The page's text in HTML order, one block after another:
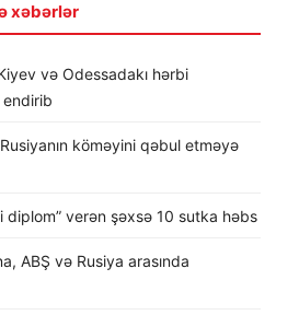
xəbərlər
və Odessadakı hərbi
köməyini qəbul etməyə
diplom” verən şəxsə 10 sutka həbs
ABŞ və Rusiya arasında